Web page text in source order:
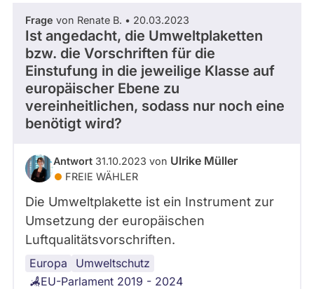
Frage von Renate B. • 20.03.2023
Ist angedacht, die Umweltplaketten
bzw. die Vorschriften für die
Einstufung in die jeweilige Klasse auf
europäischer Ebene zu
vereinheitlichen, sodass nur noch eine
benötigt wird?
Antwort 31.10.2023 von Ulrike Müller
FREIE WÄHLER
Die Umweltplakette ist ein Instrument zur
Umsetzung der europäischen
Luftqualitätsvorschriften.
Europa
Umweltschutz
EU-Parlament 2019 - 2024